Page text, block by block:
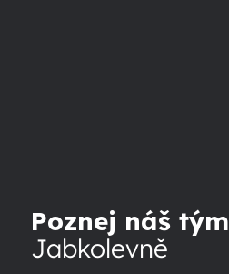
Poznej náš tým
Jabkolevně